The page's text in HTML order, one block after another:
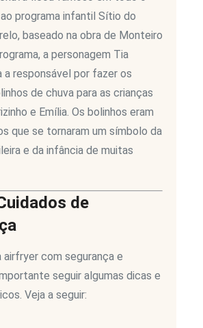
programa infantil Sítio do
baseado na obra de Monteiro
a personagem Tia
a responsável por fazer os
de chuva para as crianças
e Emília. Os bolinhos eram
que se tornaram um símbolo da
e da infância de muitas
de
airfryer com segurança e
seguir algumas dicas e
Veja a seguir: